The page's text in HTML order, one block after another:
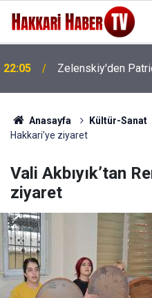
22:05 Zelenskiy'den
22:01 Bakan Gürlek: Suç
Anasayfa Kültür-Sanat
Hakkari’ye ziyaret
Vali Akbıyık’tan
ziyaret